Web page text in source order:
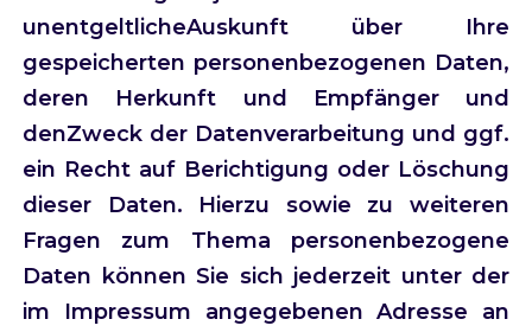
unentgeltlicheAuskunft über Ihre
gespeicherten personenbezogenen Daten,
deren Herkunft und Empfänger und
denZweck der Datenverarbeitung und ggf.
ein Recht auf Berichtigung oder Löschung
dieser Daten. Hierzu sowie zu weiteren
Fragen zum Thema personenbezogene
Daten können Sie sich jederzeit unter der
im Impressum angegebenen Adresse an